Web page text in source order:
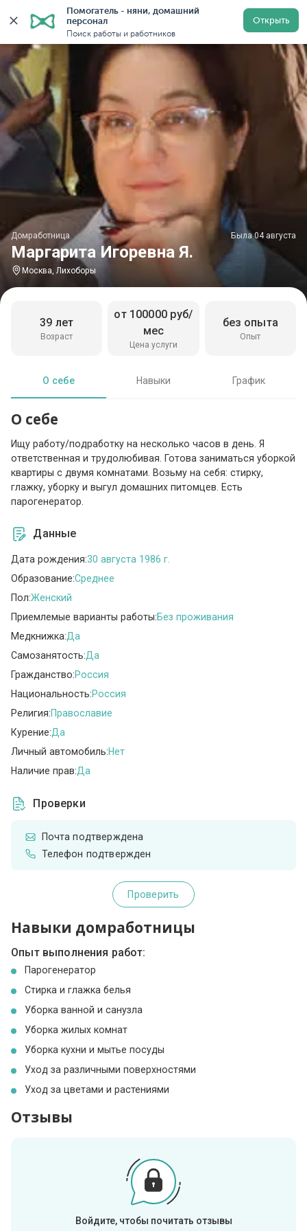
Помогатель - няни, домашний
персонал
Поиск работы и работников
Открыть
Главная Домработницы Домработницы в Москве
Маргарита Игоревна Я.
Домработница Была 04 августа
Москва, Лихоборы
Возраст
39 лет
Цена услуги
от 100000 руб/
мес
Опыт
без опыта
О себе Навыки График
О себе
Ищу работу/подработку на несколько часов в день. Я
ответственная и трудолюбивая. Готова заниматься уборкой
квартиры с двумя комнатами. Возьму на себя: стирку,
глажку, уборку и выгул домашних питомцев. Есть
парогенератор.
Данные
Дата рождения:30 августа 1986 г.
Образование:Среднее
Пол:Женский
Приемлемые варианты работы:Без проживания
Медкнижка:Да
Самозанятость:Да
Гражданство:Россия
Национальность:Россия
Религия:Православие
Курение:Да
Личный автомобиль:Нет
Наличие прав:Да
Проверки
Почта подтверждена
Телефон подтвержден
Проверить
Навыки домработницы
Опыт выполнения работ:
Парогенератор
Стирка и глажка белья
Уборка ванной и санузла
Уборка жилых комнат
Уборка кухни и мытье посуды
Уход за различными поверхностями
Уход за цветами и растениями
Отзывы
Войдите, чтобы почитать отзывы